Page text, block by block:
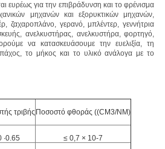
ευρέως για την επιβράδυνση και το φρένισμα
μηχανών και εξορυκτικών μηχανών,
ζαχαροπλάνο, γερανό, μπλέντερ, γεννήτρια
ανελκυστήρας, ανελκυστήρα, φορτηγό,
να κατασκευάσουμε την ευελιξία, τη
το μήκος και το υλικό ανάλογα με το
τριβής Ποσοστό φθοράς ((CM3/NM)
∙0.65 ≤ 0,7 × 10-7